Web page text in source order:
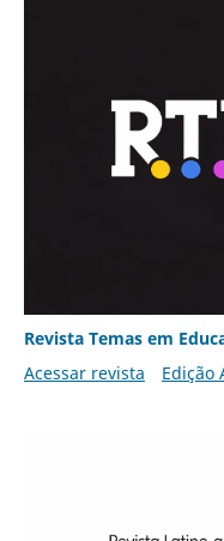
Revista Temas em
Acessar revista
Edição